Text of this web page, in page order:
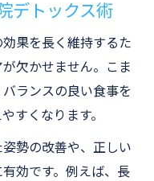
デトックス術
果を長く維持するた
欠かせません。こま
ランスの良い食事を
すくなります。
勢の改善や、正しい
効です。例えば、長